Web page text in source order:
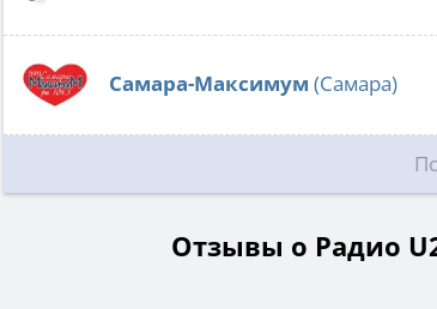
Самара-Максимум (Самара)
Отзывы о Радио